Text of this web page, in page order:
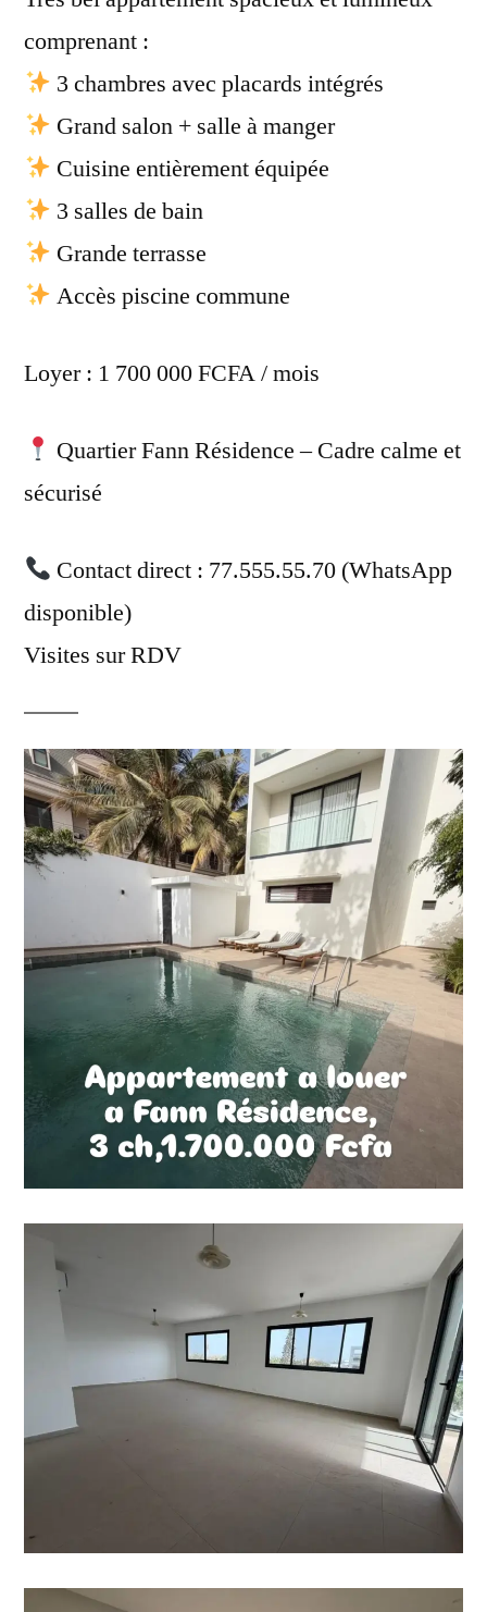
comprenant :
3 chambres avec placards intégrés
Grand salon + salle à manger
Cuisine entièrement équipée
3 salles de bain
Grande terrasse
Accès piscine commune
Loyer : 1 700 000 FCFA / mois
Quartier Fann Résidence – Cadre calme et
sécurisé
Contact direct : 77.555.55.70 (WhatsApp
disponible)
Visites sur RDV